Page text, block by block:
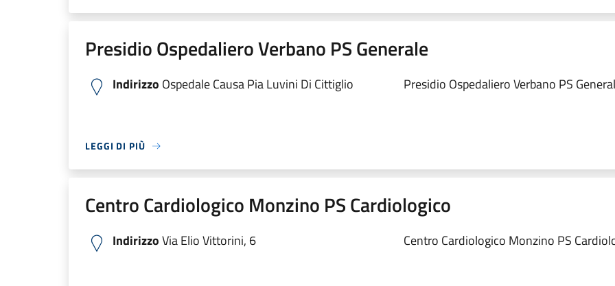
Presidio Ospedaliero Verbano PS Generale
Indirizzo Ospedale Causa Pia Luvini Di Cittiglio Presidio Ospedaliero Verbano PS
LEGGI DI PIÙ
Centro Cardiologico Monzino PS Cardiologico
IndirizzoVia Elio Vittorini, 6 Centro Cardiologico Monzino PS